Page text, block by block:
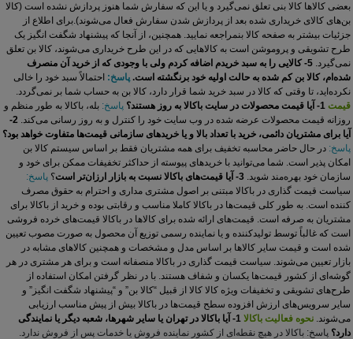
بعضی کالاها کالا بنی تعلق نمی‏‌گیرد و یا این که سفارش شما هنوز پردازش نشده است (کالا
بن‏‌های کالای خریداری شده بعد از پردازش شدن سفارش فعال می‏‌شوند).برای اطلاع از
جزئیات بیشتر به صفحه کالا بنمراجعه نمایید. همچنین، از آنجا که پیشنهاد شگفت انگیز یک
طرح تشویقی و پروموشن است به کالاهایی که در این طرح خریداری می‌شوند، کالا بن تعلق
نمی‌گیرد.
5- کالایی را به سبد خریدم اضافه کردم ولی با وجودی که از خرید آن منصرف
شده‏‌ام، کالا بن کم شده به حالت اولیه خود برنگشته است. پاسخ: احتمالاً سبد خود را خالی
نکرده‌‏اید، تا وقتی که کالا در سبد خرید شما قرار دارد، کالا بن به حساب شما بر نمی‏‌گردد.
قیمت 1- آیا قیمت محصولات در سایت باکالا به روز هستند؟ پاسخ: بله، باکالا به طور منظم و
روزانه قیمت‏ محصولات عرضه شده در وب‏ سایت خود را کنترل و به روز رسانی می‏‌کند.
2-
آیا برای مشتریان دائمی، خرید با تعداد بالا و یا خریدهای سازمانی قیمت‌‏ها متفاوت خواهد بود؟
پاسخ: در حال حاضر محاسبه تخفیف برای همه مشتریان فقط بر اساس سیستم کالا بن
امکان پذیر است. شما می‏‌توانید با خریدهای پیوسته از حداکثر تخفیفات ممکن برای خود و
سازمان خود بهره‌مند شوید. 3- آیا قیمت‌‏های باکالا نسبت به بازار ارزان‌‏تر است ؟ پاسخ:
سیاست قیمت‏ گذاری در باکالا مبتنی بر اصول مشتری مداری و احترام به حقوق مصرف
کننده است. به طور کلی قیمت‏‌ها در باکالا کاملا مناسب و رقابتی بوده و خرید از باکالا برای
مشتریان به صرفه است. قیمت‌‏های ارائه شده برای کالاها در باکالا قیمت‌‏های خرده فروشی
است که غالباً توسط تولید‏کننده و یا نماینده رسمی توزیع آن محصول به صورت مصوب تعیین
شده است و قیمت سایر کالاها بر اساس مدل و مشخصات و همچنین کالاهای مشابه در
بازار تعیین می‏‌شوند. سیاست قیمت‌ گذاری در باکالا منصفانه است و برای هر مشتری در هر
گوشه‏‌ای از کشور قیمت‏‌ها یکسان و شفاف هستند. با در نظر گرفتن امکان استفاده از
طرح‌های تشویقی و تخفیفات ویژه کالا کالا از قبیل “کالا بن” و “پیشنهاد شگفت انگیز” و
سایر سرویس‌‏های ارزش افزوده سطح قیمت‏‌ها در باکالا بیش از پیش مناسب ارزیابی
می‌شوند. نحوه فعالیت باکالا
1- آیا باکالا در تهران یا سایر شهرها، شعبه دیگر یا نمایندگی
دارد؟ پاسخ: باکالا در هیچ نقطه‌‌ای از کشور نماینده فروش یا خدمات پس از فروش ندارد.